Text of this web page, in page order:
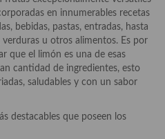
hierbas aromáticas o
en innumerables recetas
bebidas, pastas, entradas, hasta
u otros alimentos. Es por
que el limón es una de esas
cantidad de ingredientes, esto
saludables y con un sabor
destacables que poseen los